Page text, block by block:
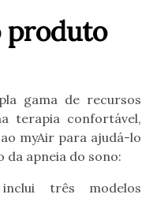
produto
gama de recursos
terapia confortável,
myAir para ajudá-lo
apneia do sono:
três modelos